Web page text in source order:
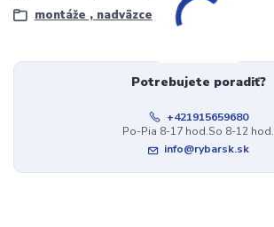
montáže , nadväzce
Potrebujete poradiť?
+421915659680
Po-Pia 8-17 hod.So 8-12 hod.
info@rybarsk.sk